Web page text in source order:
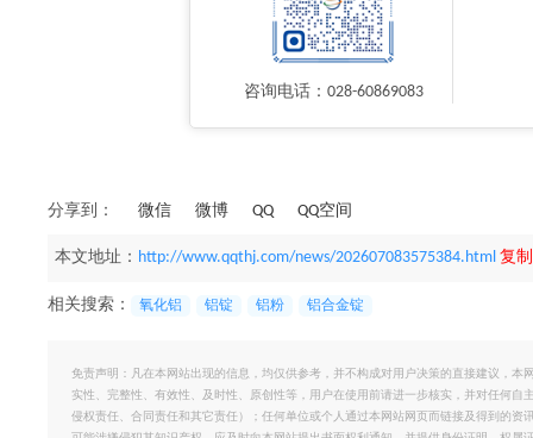
咨询电话：028-60869083
分享到： 微信 微博 QQ QQ空间
本文地址： http://www.qqthj.com/news/202607083575384.html 复
相关搜索： 氧化铝 铝锭 铝粉 铝合金锭
免责声明：凡在本网站出现的信息，均仅供参考，并不构成对用户决策的直接建议，
实性、完整性、有效性、及时性、原创性等，用户在使用前请进一步核实，并对任何
侵权责任、合同责任和其它责任）；任何单位或个人通过本网站网页而链接及得到的